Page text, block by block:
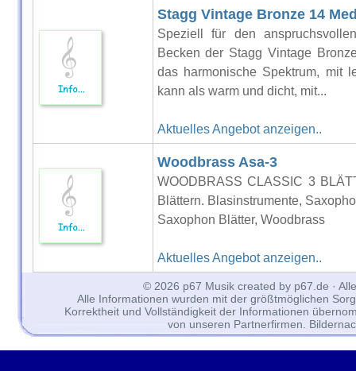
Stagg Vintage Bronze 14
Speziell für den
Becken der Stagg Vintage
das harmonische Spektrum, mit
kann als warm und dicht, mit...
Aktuelles Angebot anzeigen..
Woodbrass Asa-3
WOODBRASS CLASSIC 3
Blättern. Blasinstrumente,
Saxophon Blätter, Woodbrass
Aktuelles Angebot anzeigen..
© 2026 p67 Musik created by p67.de ·
Alle Informationen wurden mit der größtmöglichen
Korrektheit und Vollständigkeit der Informationen
von unseren Partnerfirmen.